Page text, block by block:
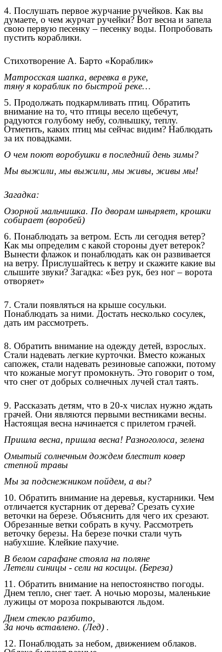
4. Послушать первое журчание ручейков. Как вы
думаете, о чем журчат ручейки? Вот весна и запела
свою первую песенку – песенку воды. Попробовать
пустить кораблики.
Стихотворение А. Барто «Кораблик»
Матросская шапка, веревка в руке,
тяну я кораблик по быстрой реке…
5. Продолжать подкармливать птиц. Обратить
внимание на то, что птицы весело щебечут,
радуются голубому небу, солнышку, теплу.
Отметить, каких птиц мы сейчас видим? Наблюдать
за их повадками.
О чем поют воробушки в последний день зимы?
Мы выжили, мы выжили, мы живы, живы мы!
Загадка:
Озорной мальчишка. По дворам шныряет, крошки
собирает (воробей)
6. Понаблюдать за ветром. Есть ли сегодня ветер?
Как мы определим с какой стороны дует ветерок?
Вынести флажок и понаблюдать как он развивается
на ветру. Прислушайтесь к ветру и скажите какие вы
слышите звуки? Загадка: «Без рук, без ног – ворота
отворяет»
7. Стали появляться на крыше сосульки.
Понаблюдать за ними. Достать несколько сосулек,
дать им рассмотреть.
8. Обратить внимание на одежду детей, взрослых.
Стали надевать легкие курточки. Вместо кожаных
сапожек, стали надевать резиновые сапожки, потому
что кожаные могут промокнуть. Это говорит о том,
что снег от добрых солнечных лучей стал таять.
9. Рассказать детям, что в 20-х числах нужно ждать
грачей. Они являются первыми вестниками весны.
Настоящая весна начинается с прилетом грачей.
Пришла весна, пришла весна! Разноголоса, зелена
Омытый солнечным дождем блестит ковер
степной травы
Мы за подснежником пойдем, а вы?
10. Обратить внимание на деревья, кустарники. Чем
отличается кустарник от дерева? Срезать сухие
веточки на березе. Объяснить для чего их срезают.
Обрезанные ветки собрать в кучу. Рассмотреть
веточку березы. На березе почки стали чуть
набухшие. Клейкие пахучие.
В белом сарафане стояла на поляне
Летели синицы - сели на косицы. (Береза)
11. Обратить внимание на непостоянство погоды.
Днем тепло, снег тает. А ночью морозы, маленькие
лужицы от мороза покрываются льдом.
Днем стекло разбито,
За ночь вставлено. (Лед) .
12. Понаблюдать за небом, движением облаков.